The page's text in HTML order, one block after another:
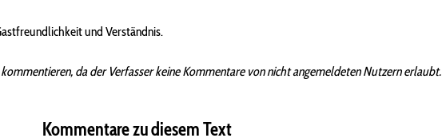
und Verständnis.
da der Verfasser keine Kommentare von nicht angemeldeten Nutzern erlaubt.
Kommentare zu diesem Text